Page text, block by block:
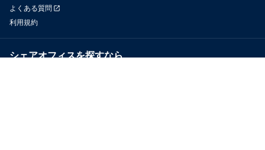
よくある質問
利用規約
シェアオフィスを探すなら